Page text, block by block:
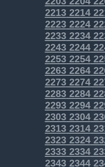
22132214
22232224
22332234
22432244
22532254
22632264
22732274
22832284
22932294
23032304
23132314
23232324
23332334
23432344